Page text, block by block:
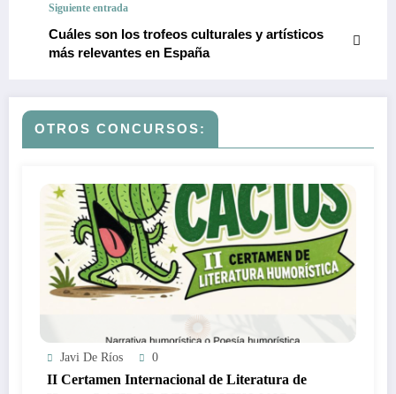
Siguiente entrada
Cuáles son los trofeos culturales y artísticos
más relevantes en España
OTROS CONCURSOS:
Javi De Ríos 0
II Certamen Internacional de Literatura de